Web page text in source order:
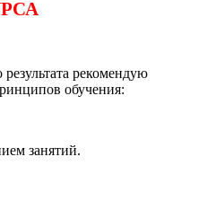
рекомендую
обучения:
занятий.